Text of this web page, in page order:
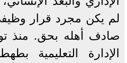
لم يكن مجرد قرار
صادف أهله بحق. منذ
الإدارة التعليمية